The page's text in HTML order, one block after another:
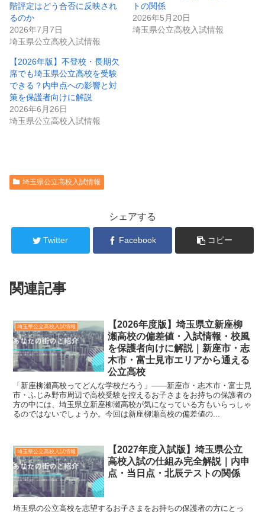
階評定はどう合否に反映され
るのか
2026年7月7日
埼玉県公立高校入試情報
トの関係
2026年5月20日
埼玉県公立高校入試情報
【2026年版】不登校・長期欠
席でも埼玉県公立高校を受験
できる？内申点への影響と対
策を保護者向けに解説
2026年6月26日
埼玉県公立高校入試情報
埼玉県公立高校入試情報
シェアする
Twitter Facebook コピー
関連記事
埼玉県公立高校入試情報
【2026年度版】埼玉県立新座柳
瀬高校の偏差値・入試情報・校風
を保護者向けに解説｜新座市・志
木市・富士見市エリアから通える
公立高校
「新座柳瀬高校ってどんな学校だろう」——新座市・志木市・富士見
市・ふじみ野市周辺で高校受験を控えるお子さまをお持ちの保護者の
方の中には、埼玉県立新座柳瀬高校が気になっている方もいらっしゃ
るのではないでしょうか。今回は新座柳瀬高校の偏差値の...
埼玉県公立高校入試情報
【2027年度入試版】埼玉県公立
高校入試の仕組み完全解説｜内申
点・当日点・北辰テストの関係
埼玉県の公立高校を志望するお子さまをお持ちの保護者の方にとっ